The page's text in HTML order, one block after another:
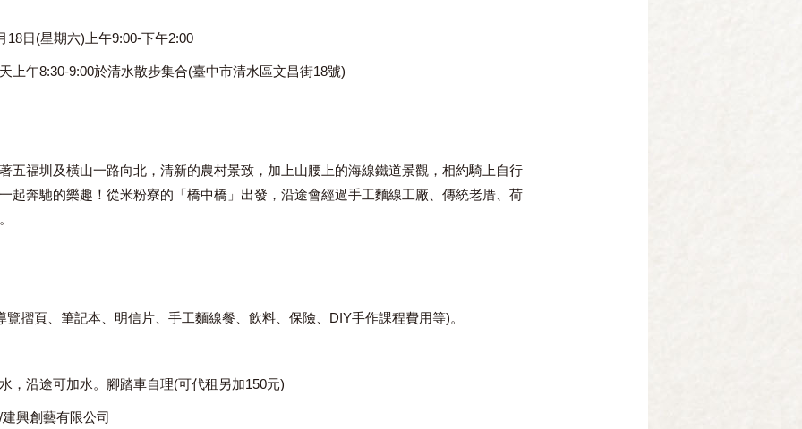
18日(星期六)上午9:00-下午2:00
上午8:30-9:00於清水散步集合(臺中市清水區文昌街18號)
五福圳及橫山一路向北，清新的農村景致，加上山腰上的海線鐵道景觀，相約騎上自行
起奔馳的樂趣！從米粉寮的「橋中橋」出發，沿途會經過手工麵線工廠、傳統老厝、荷
摺頁、筆記本、明信片、手工麵線餐、飲料、保險、DIY手作課程費用等)。
，沿途可加水。腳踏車自理(可代租另加150元)
興創藝有限公司